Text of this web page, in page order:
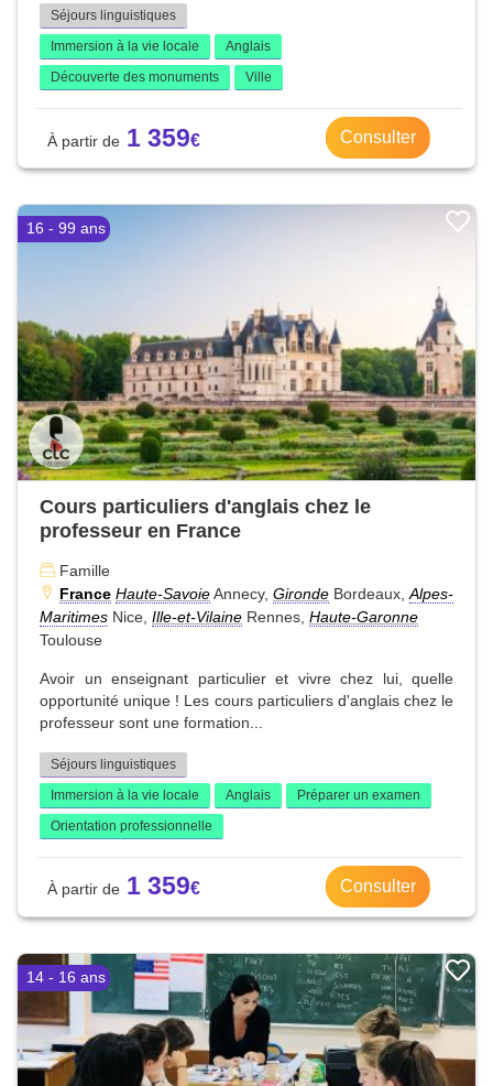
Séjours linguistiques
Immersion à la vie locale
Anglais
Découverte des monuments
Ville
1 359 Consulter
16 - 99 ans
Cours particuliers d'anglais chez le
professeur en France
Famille
France Haute-SavoieAnnecy, Gironde Bordeaux, Alpes-
Maritimes Nice, Ille-et-Vilaine Rennes, Haute-Garonne
Toulouse
Avoir un enseignant particulier et vivre chez lui, quelle
opportunité unique ! Les cours particuliers d'anglais chez le
professeur sont une formation...
Séjours linguistiques
Immersion à la vie locale
Anglais
Préparer un examen
Orientation professionnelle
1 359 Consulter
14 - 16 ans